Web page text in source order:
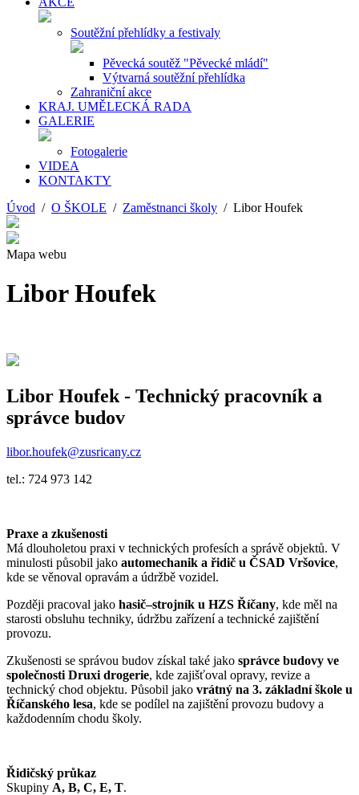
Soutěžní přehlídky a festivaly
Pěvecká soutěž "Pěvecké mládí"
Výtvarná soutěžní přehlídka
Zahraniční akce
KRAJ. UMĚLECKÁ RADA
GALERIE
Fotogalerie
VIDEA
KONTAKTY
Úvod / O ŠKOLE / Zaměstnanci školy / Libor Houfek
Mapa webu
Libor Houfek
Libor Houfek - Technický pracovník a
správce budov
libor.houfek@zusricany.cz
tel.: 724 973 142
Praxe a zkušenosti
Má dlouholetou praxi v technických profesích a správě objektů. V
minulosti působil jako automechanik a řidič u ČSAD Vršovice,
kde se věnoval opravám a údržbě vozidel.
Později pracoval jako hasič–strojník u HZS Říčany, kde měl na
starosti obsluhu techniky, údržbu zařízení a technické zajištění
provozu.
Zkušenosti se správou budov získal také jako správce budovy ve
společnosti Druxi drogerie, kde zajišťoval opravy, revize a
technický chod objektu. Působil jako vrátný na 3. základní škole u
Říčanského lesa, kde se podílel na zajištění provozu budovy a
každodenním chodu školy.
Řidičský průkaz
Skupiny A, B, C, E, T.